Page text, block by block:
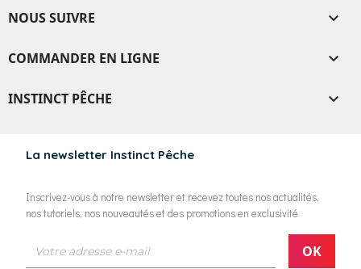
La newsletter Instinct Pêche
Inscrivez-vous à notre newsletter et recevez toutes nos actualités,
nos tutoriels, nos nouveautés et des promotions en exclusivité
NOUS SUIVRE 
COMMANDER EN LIGNE 
INSTINCT PÊCHE 